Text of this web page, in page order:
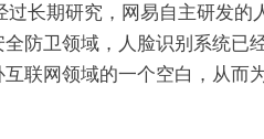
长期研究，网易自主研发的
防卫领域，人脸识别系统已
联网领域的一个空白，从而